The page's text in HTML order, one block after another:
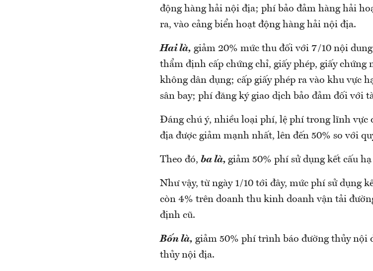
động hàng hải nội địa; phí bảo đảm hàng hải
ra, vào cảng biển hoạt động hàng hải nội địa.
Hai là, giảm 20% mức thu đối với 7/10 nội
thẩm định cấp chứng chỉ, giấy phép, giấy chứng
không dân dụng; cấp giấy phép ra vào khu vực
sân bay; phí đăng ký giao dịch bảo đảm đối với
Đáng chú ý, nhiều loại phí, lệ phí trong lĩnh vực
địa được giảm mạnh nhất, lên đến 50% so với
Theo đó, ba là, giảm 50% phí sử dụng kết cấu
Như vậy, từ ngày 1/10 tới đây, mức phí sử dụng
còn 4% trên doanh thu kinh doanh vận tải
định cũ.
Bốn là, giảm 50% phí trình báo đường thủy nội
thủy nội địa.